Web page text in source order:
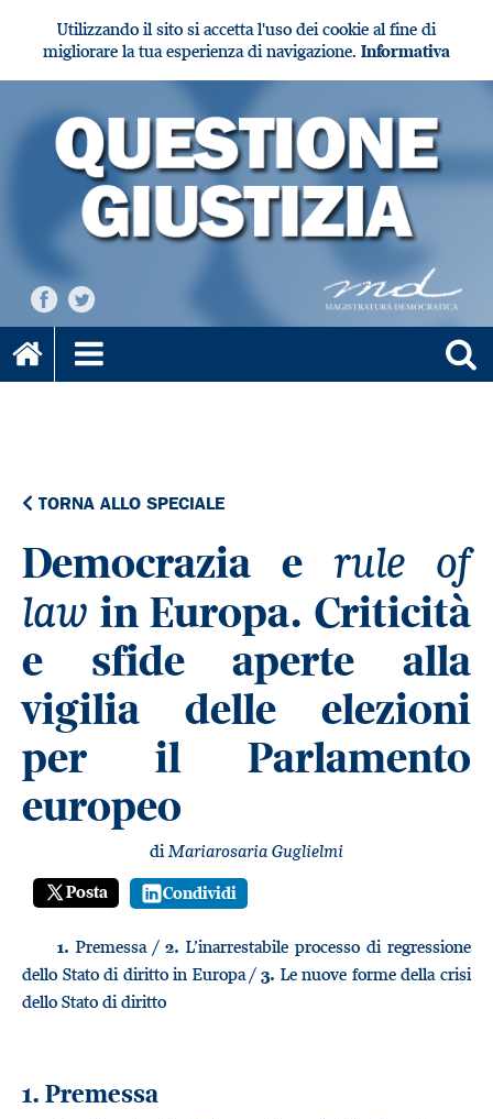
Utilizzando il sito si accetta l'uso dei cookie al fine di
migliorare la tua esperienza di navigazione. Informativa
TORNA ALLO SPECIALE
Democrazia e rule of
law in Europa. Criticità
e sfide aperte alla
vigilia delle elezioni
per il Parlamento
europeo
diMariarosaria Guglielmi
Posta Condividi
1. Premessa / 2. L’inarrestabile processo di regressione
dello Stato di diritto in Europa /3. Le nuove forme della crisi
dello Stato di diritto
1. Premessa